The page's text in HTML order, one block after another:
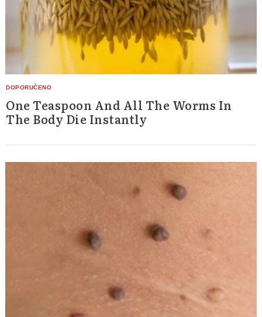
One Teaspoon And All The Worms In
The Body Die Instantly